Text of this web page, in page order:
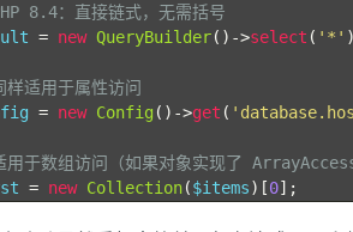
8.4：直接链式，无需括号
= new QueryBuilder()->select ( '*'
适用于属性访问
= new Config ()->get (
于数组访问（如果对象实现了 ArrayAccess
= new Collection($items)[0];